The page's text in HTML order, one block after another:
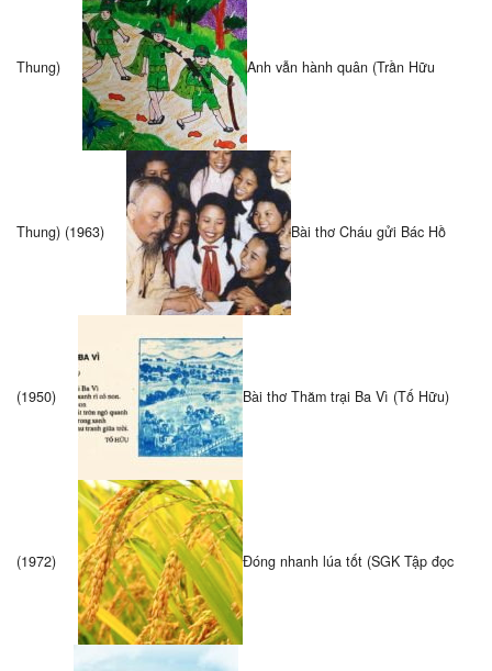
Thung) Anh vẫn hành quân (Trần Hữu
Thung) (1963) Bài thơ Cháu gửi Bác Hồ
(1950) Bài thơ Thăm trại Ba Vì (Tố Hữu)
(1972) Đóng nhanh lúa tốt (SGK Tập đọc